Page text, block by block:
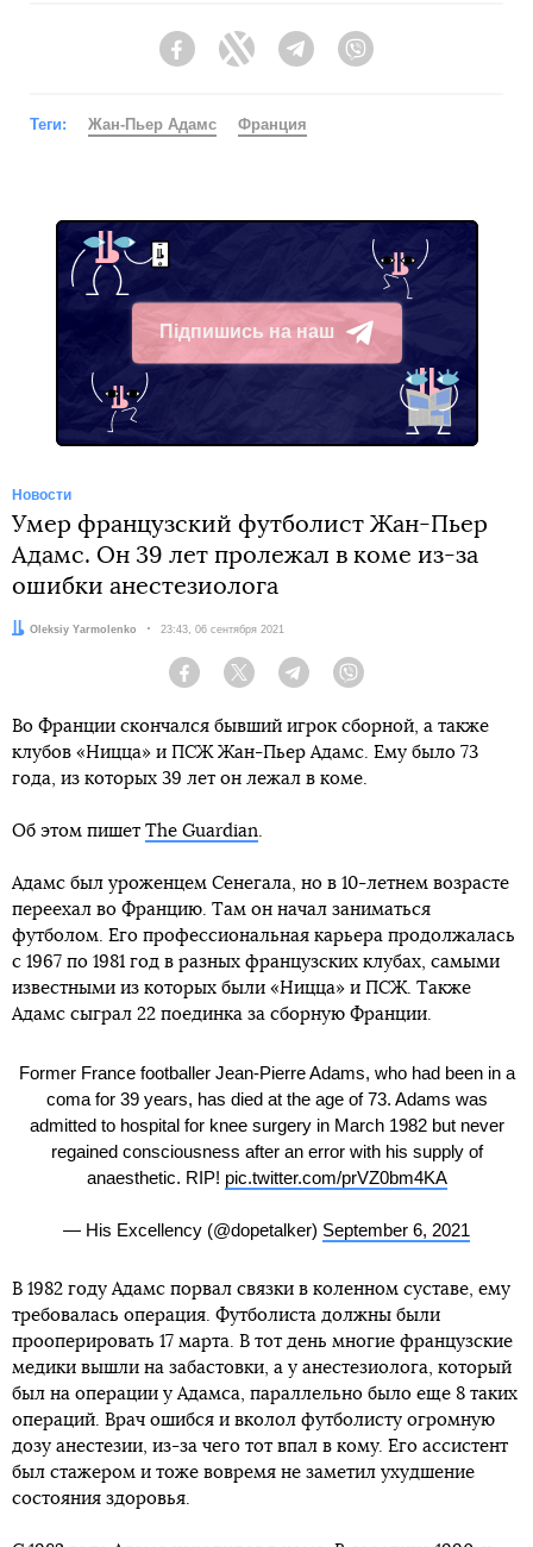
FacebookTwitter Telegram
Теги: Жан-Пьер Адамс Франция
Підпишись на наш
Telegram
Новости
Умер французский футболист Жан-Пьер
Адамс. Он 39 лет пролежал в коме из-за
ошибки анестезиолога
Автор:
Oleksiy Yarmolenko Дата:
23:43, 06 сентября 2021
Facebook Twitter Telegram
Во Франции скончался бывший игрок сборной, а также
клубов «Ницца» и ПСЖ Жан-Пьер Адамс. Ему было 73
года, из которых 39 лет он лежал в коме.
Об этом пишет The Guardian
Адамс был уроженцем Сенегала, но в 10-летнем возрасте
переехал во Францию. Там он начал заниматься
футболом. Его профессиональная карьера продолжалась
с 1967 по 1981 год в разных французских клубах, самыми
известными из которых были «Ницца» и ПСЖ. Также
Адамс сыграл 22 поединка за сборную Франции.
Former France footballer Jean-Pierre Adams, who had been in a
coma for 39 years, has died at the age of 73. Adams was
admitted to hospital for knee surgery in March 1982 but never
regained consciousness after an error with his supply of
anaesthetic. RIP! pic.twitter.com/prVZ0bm4KA
— His Excellency (@dopetalker) September 6, 2021
В 1982 году Адамс порвал связки в коленном суставе, ему
требовалась операция. Футболиста должны были
прооперировать 17 марта. В тот день многие французские
медики вышли на забастовки, а у анестезиолога, который
был на операции у Адамса, параллельно было еще 8 таких
операций. Врач ошибся и вколол футболисту огромную
дозу анестезии, из-за чего тот впал в кому. Его ассистент
был стажером и тоже вовремя не заметил ухудшение
состояния здоровья.